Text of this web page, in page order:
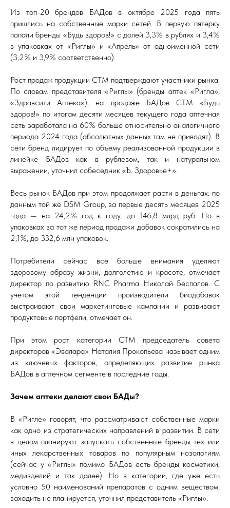
Из топ-20 брендов БАДов в октябре 2025 года пять
пришлись на собственные марки сетей. В первую пятерку
попали бренды «Будь здоров!» с долей 3,3% в рублях и 3,4%
в упаковках от «Риглы» и «Апрель» от одноименной сети
(3,2% и 3,9% соответственно).
Рост продаж продукции СТМ подтверждают участники рынка.
По словам представителя «Риглы» (бренды аптек «Ригла»,
«Здравсити Аптека»), на продаже БАДов СТМ «Будь
здоров!» по итогам десяти месяцев текущего года аптечная
сеть заработала на 60% больше относительно аналогичного
периода 2024 года (абсолютных данных там не приводят). В
сети бренд лидирует по объему реализованной продукции в
линейке БАДов как в рублевом, так и натуральном
выражении, уточнил собеседник «Ъ. Здоровье+».
Весь рынок БАДов при этом продолжает расти в деньгах: по
данным той же DSM Group, за первые десять месяцев 2025
года — на 24,2% год к году, до 146,8 млрд руб. Но в
упаковках за тот же период продажи добавок сократились на
2,1%, до 332,6 млн упаковок.
Потребители сейчас все больше внимания уделяют
здоровому образу жизни, долголетию и красоте, отмечает
директор по развитию RNC Pharma Николай Беспалов. С
учетом этой тенденции производители биодобавок
выстраивают свои маркетинговые кампании и развивают
продуктовые портфели, отмечает он.
При этом рост категории СТМ председатель совета
директоров «Эвалара» Наталия Прокопьева называет одним
из ключевых факторов, определяющих развитие рынка
БАДов в аптечном сегменте в последние годы.
Зачем аптеки делают свои БАДы?
В «Ригле» говорят, что рассматривают собственные марки
как одно из стратегических направлений в развитии. В сети
в целом планируют запускать собственные бренды тех или
иных лекарственных товаров по популярным нозологиям
(сейчас у «Риглы» помимо БАДов есть бренды косметики,
медизделий и так далее). Но в категории, где уже есть
условно 50 наименований препаратов с одним веществом,
заходить не планируется, уточнил представитель «Риглы».